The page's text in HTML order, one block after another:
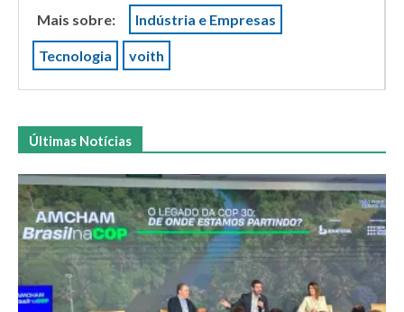
Mais sobre: Indústria e Empresas
Tecnologia voith
Últimas Notícias